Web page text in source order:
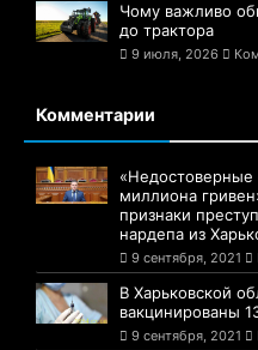
Чому важливо
до трактора
9 июля, 2026
Комментарии
«Недостоверные
миллиона
признаки
нардепа из
9 сентября, 2021
В Харьковской
вакцинированы
9 сентября, 2021